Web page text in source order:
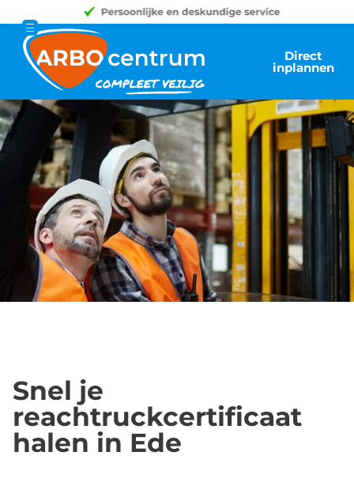
Direct
inplannen
Snel je
reachtruckcertificaat
halen in Ede